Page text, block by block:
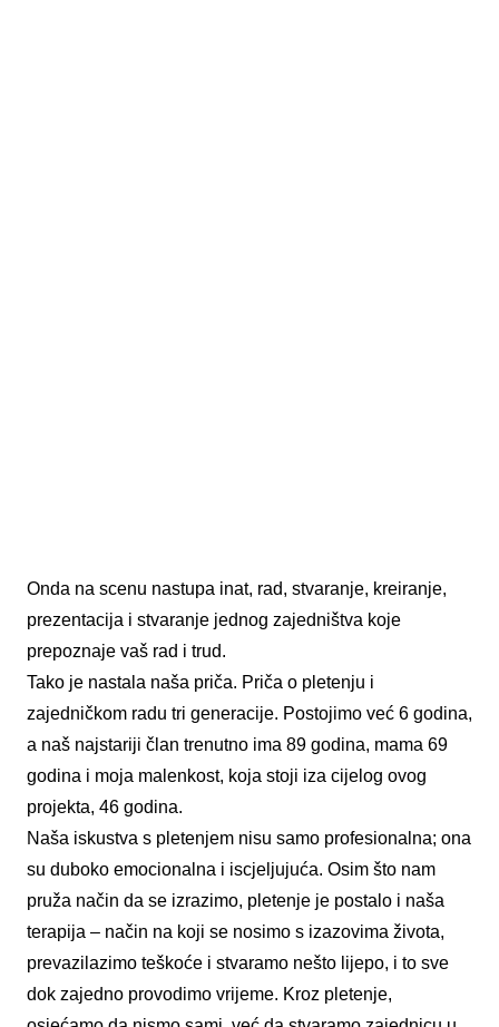
Onda na scenu nastupa inat, rad, stvaranje, kreiranje,
prezentacija i stvaranje jednog zajedništva koje
prepoznaje vaš rad i trud.
Tako je nastala naša priča. Priča o pletenju i
zajedničkom radu tri generacije. Postojimo već 6 godina,
a naš najstariji član trenutno ima 89 godina, mama 69
godina i moja malenkost, koja stoji iza cijelog ovog
projekta, 46 godina.
Naša iskustva s pletenjem nisu samo profesionalna; ona
su duboko emocionalna i iscjeljujuća. Osim što nam
pruža način da se izrazimo, pletenje je postalo i naša
terapija – način na koji se nosimo s izazovima života,
prevazilazimo teškoće i stvaramo nešto lijepo, i to sve
dok zajedno provodimo vrijeme. Kroz pletenje,